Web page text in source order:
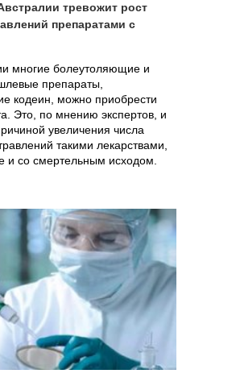
тревожит рост
препаратами с
многие болеутоляющие и
препараты,
кодеин, можно приобрести
Это, по мнению экспертов, и
увеличения числа
такими лекарствами,
и со смертельным исходом.